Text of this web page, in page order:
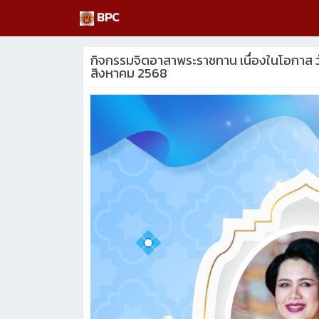
BPC
กิจกรรมจิตอาสาพระราชทาน เนื่องในโอกา
สิงหาคม 2568